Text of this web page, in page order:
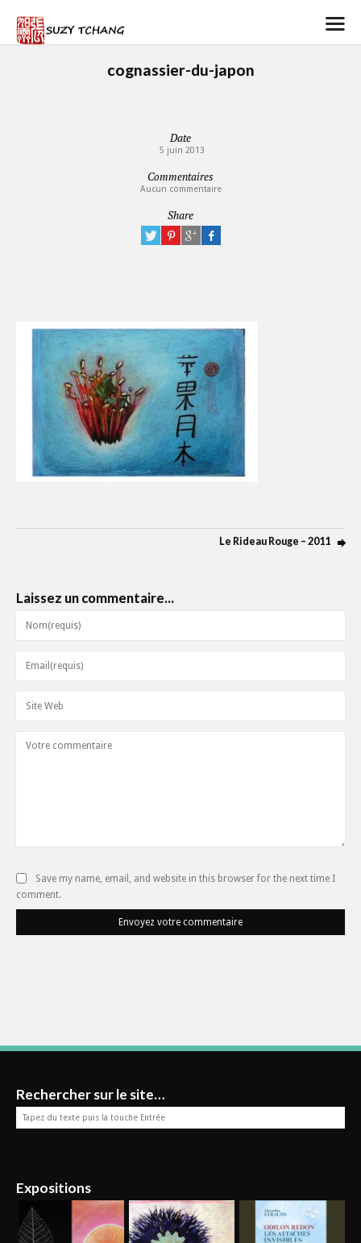
cognassier-du-japon
Date
5 juin 2013
Commentaires
Aucun commentaire
Share
Le Rideau Rouge – 2011
Laissez un commentaire...
Save my name, email, and website in this browser for the next time I
comment.
Envoyez votre commentaire
Rechercher sur le site…
Expositions